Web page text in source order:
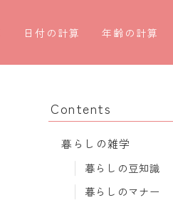
日付の計算
○日後の日付・記念日計算
四十九日法要計算
年齢の計算
年齢・干支計算
長寿祝い計算
学年早見表
Contents
暮らしの雑学
暮らしの豆知識
暮らしのマナー